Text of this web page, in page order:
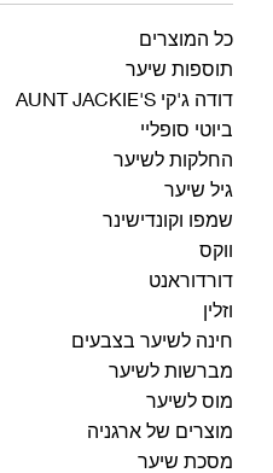
כל המוצרים
תוספות שיער
דודה ג'קי AUNT JACKIE'S
ביוטי סופליי
החלקות לשיער
גיל שיער
שמפו וקונדישינר
ווקס
דורדוראנט
וזלין
חינה לשיער בצבעים
מברשות לשיער
מוס לשיער
מוצרים של ארגניה
מסכת שיער